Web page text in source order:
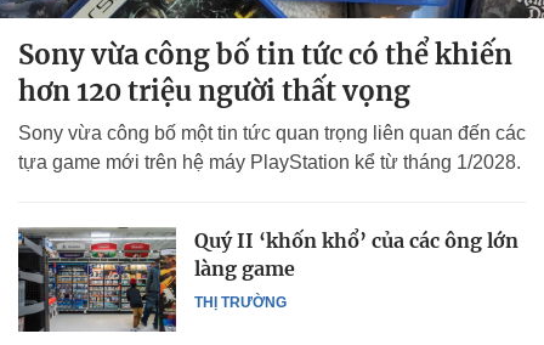
Sony vừa công bố tin tức có thể khiến
hơn 120 triệu người thất vọng
Sony vừa công bố một tin tức quan trọng liên quan đến các
tựa game mới trên hệ máy PlayStation kể từ tháng 1/2028.
THỊ TRƯỜNG
Quý II ‘khốn khổ’ của các ông lớn
làng game